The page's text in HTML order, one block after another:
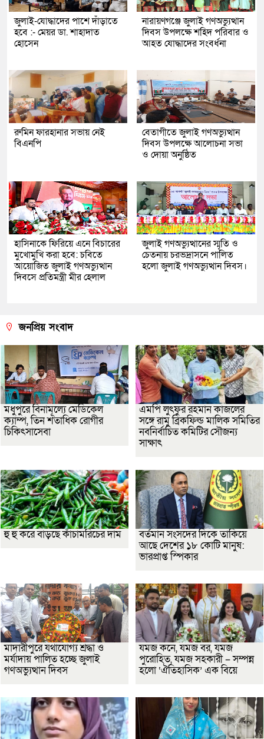
জুলাই-যোদ্ধাদের পাশে দাঁড়াতে
হবে :- মেয়র ডা. শাহাদাত
হোসেন
নারায়ণগঞ্জে জুলাই গণঅভ্যুত্থান
দিবস উপলক্ষে শহিদ পরিবার ও
আহত যোদ্ধাদের সংবর্ধনা
রুমিন ফারহানার সভায় নেই
বিএনপি
বেতাগীতে জুলাই গণঅভ্যুত্থান
দিবস উপলক্ষে আলোচনা সভা
ও দোয়া অনুষ্ঠিত
হাসিনাকে ফিরিয়ে এনে বিচারের
মুখোমুখি করা হবে: চবিতে
আয়োজিত জুলাই গণঅভ্যুত্থান
দিবসে প্রতিমন্ত্রী মীর হেলাল
জুলাই গণঅভ্যুত্থানের স্মৃতি ও
চেতনায় চরভদ্রাসনে পালিত
হলো জুলাই গণঅভ্যুত্থান দিবস।
জনপ্রিয় সংবাদ
মধুপুরে বিনামূল্যে মেডিকেল
ক্যাম্প, তিন শতাধিক রোগীর
চিকিৎসাসেবা
এমপি লুৎফুর রহমান কাজলের
সঙ্গে রামু ব্রিকফিল্ড মালিক সমিতির
নবনির্বাচিত কমিটির সৌজন্য
সাক্ষাৎ
হু হু করে বাড়ছে কাঁচামরিচের দাম
বর্তমান সংসদের দিকে তাকিয়ে
আছে দেশের ১৮ কোটি মানুষ:
ভারপ্রাপ্ত স্পিকার
মাদারীপুরে যথাযোগ্য শ্রদ্ধা ও
মর্যাদায় পালিত হচ্ছে জুলাই
গণঅভ্যুত্থান দিবস
যমজ কনে, যমজ বর, যমজ
পুরোহিত, যমজ সহকারী – সম্পন্ন
হলো ‘ঐতিহাসিক’ এক বিয়ে